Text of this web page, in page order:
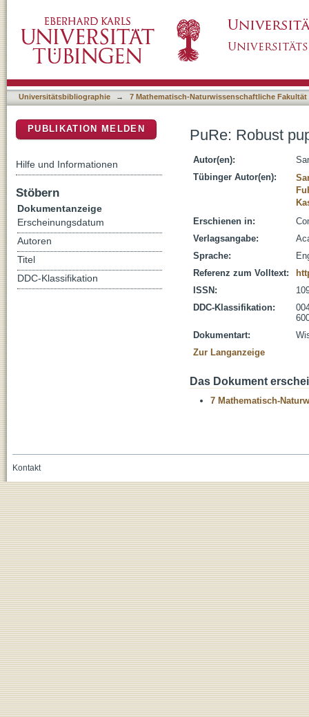
Universitätsbibliographie → 7 Mathematisch-Naturwissenschaftliche Fakultät
PuRe: Robust
Autor(en):
Tübinger Autor(en):
Erschienen in:
Verlagsangabe:
Sprache:
Referenz zum Volltext:
ISSN:
DDC-Klassifikation:
Dokumentart:
Zur Langanzeige
Das Dokument
7 Mathematisch-
PUBLIKATION MELDEN
Hilfe und Informationen
Stöbern
Dokumentanzeige
Erscheinungsdatum
Autoren
Titel
DDC-Klassifikation
Kontakt